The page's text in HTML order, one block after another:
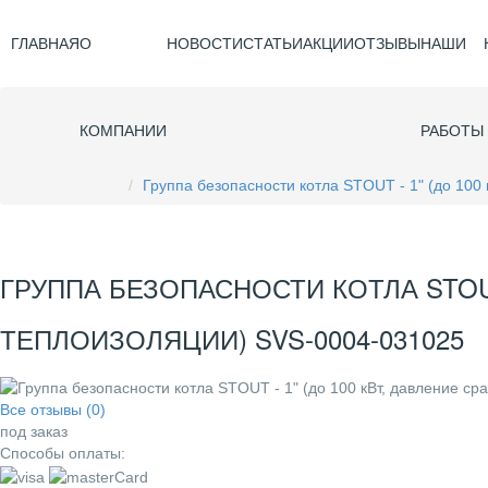
ГЛАВНАЯО
КОМПАНИИ
НОВОСТИСТАТЬИАКЦИИОТЗЫВЫНАШИ
РАБОТЫ
Группа безопасности котла STOUT - 1" (до
ГРУППА БЕЗОПАСНОСТИ КОТЛА
ТЕПЛОИЗОЛЯЦИИ) SVS-0004-031025
Все отзывы (0)
под заказ
Способы оплаты: